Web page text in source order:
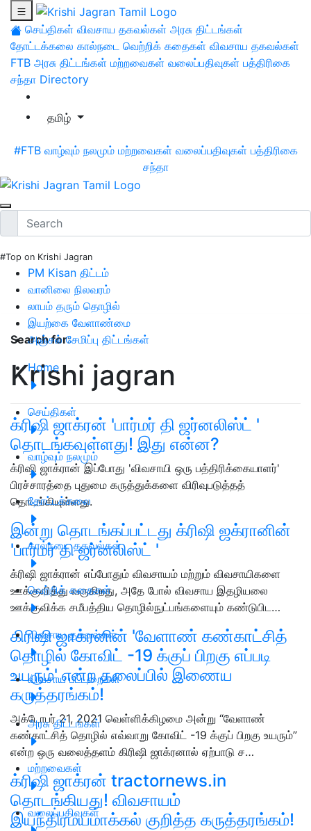
செய்திகள் விவசாய தகவல்கள் அரசு திட்டங்கள்
தோட்டக்கலை கால்நடை வெற்றிக் கதைகள் விவசாய தகவல்கள்
FTB அரசு திட்டங்கள் மற்றவைகள் வலைப்பதிவுகள் பத்திரிகை
சந்தா Directory
தமிழ்
#FTB வாழ்வும் நலமும் மற்றவைகள் வலைப்பதிவுகள் பத்திரிகை
சந்தா
#Top on Krishi Jagran
PM Kisan திட்டம்
வானிலை நிலவரம்
லாபம் தரும் தொழில்
இயற்கை வேளாண்மை
அஞ்சல் சேமிப்பு திட்டங்கள்
Home
செய்திகள்
வாழ்வும் நலமும்
தோட்டக்கலை
கால்நடை தகவல்கள்
வெற்றிக் கதைகள்
விவசாய தகவல்கள்
விவசாய பட்டறைகள்
அரசு திட்டங்கள்
மற்றவைகள்
வலைப்பதிவுகள்
Search for:
Krishi jagran
க்ரிஷி ஜாக்ரன் 'பார்மர் தி ஜர்னலிஸ்ட் '
தொடங்கவுள்ளது! இது என்ன?
க்ரிஷி ஜாக்ரான் இப்போது 'விவசாயி ஒரு பத்திரிக்கையாளர்'
பிரச்சாரத்தை புதுமை கருத்துக்களை விரிவுபடுத்தத்
தொடங்கியுள்ளது.
இன்று தொடங்கப்பட்டது க்ரிஷி ஜக்ரானின்
'பார்மர் தி ஜர்னலிஸ்ட் '
க்ரிஷி ஜாக்ரான் எப்போதும் விவசாயம் மற்றும் விவசாயிகளை
ஊக்குவித்து வருகிறது, அதே போல் விவசாய இதழியலை
ஊக்குவிக்க சமீபத்திய தொழில்நுட்பங்களையும் கண்டுபிட…
கிரிஷி ஜாக்ரனின் 'வேளாண் கண்காட்சித்
தொழில் கோவிட் -19 க்குப் பிறகு எப்படி
உயரும்' என்ற தலைப்பில் இணைய
கருத்தரங்கம்!
அக்டோபர் 21, 2021 வெள்ளிக்கிழமை அன்று “வேளாண்
கண்காட்சித் தொழில் எவ்வாறு கோவிட் -19 க்குப் பிறகு உயரும்”
என்ற ஒரு வலைத்தளம் கிரிஷி ஜாக்ரனால் ஏற்பாடு ச…
க்ரிஷி ஜாக்ரன் tractornews.in
தொடங்கியது! விவசாயம்
இயந்திரமயமாக்கல் குறித்த கருத்தரங்கம்!